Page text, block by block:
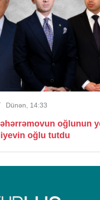
Dünən, 14:33
oğlunun
oğlu tutdu